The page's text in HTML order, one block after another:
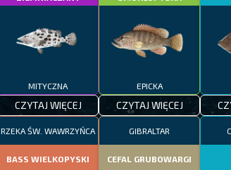
MITYCZNA
CZYTAJ WIĘCEJ
EPICKA
CZYTAJ WIĘCEJ
RZEKA ŚW. WAWRZYŃCA
BASS WIELKOPYSKI
GIBRALTAR
CEFAL GRUBOWARGI